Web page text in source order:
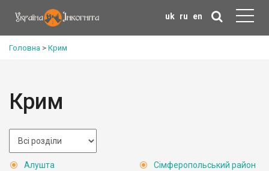
uk ru en
Головна > Крим
Крим
Алушта
Сімферопольський район